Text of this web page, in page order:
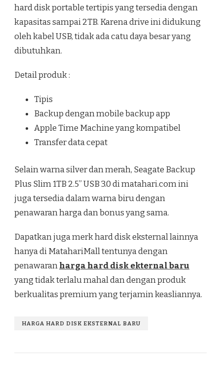
hard disk portable tertipis yang tersedia dengan
kapasitas sampai 2TB. Karena drive ini didukung
oleh kabel USB, tidak ada catu daya besar yang
dibutuhkan.
Detail produk :
Tipis
Backup dengan mobile backup app
Apple Time Machine yang kompatibel
Transfer data cepat
Selain warna silver dan merah, Seagate Backup
Plus Slim 1TB 2.5” USB 3.0 di matahari.com ini
juga tersedia dalam warna biru dengan
penawaran harga dan bonus yang sama.
Dapatkan juga merk hard disk eksternal lainnya
hanya di MatahariMall tentunya dengan
penawaranharga hard disk ekternal baru
yang tidak terlalu mahal dan dengan produk
berkualitas premium yang terjamin keasliannya.
HARGA HARD DISK EKSTERNAL BARU